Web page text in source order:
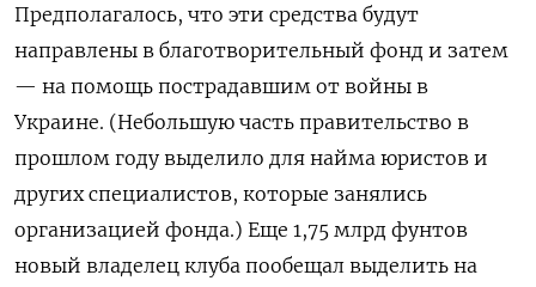
Предполагалось, что эти средства будут
направлены в благотворительный фонд и затем
— на помощь пострадавшим от войны в
Украине. (Небольшую часть правительство в
прошлом году выделило для найма юристов и
других специалистов, которые занялись
организацией фонда.) Еще 1,75 млрд фунтов
новый владелец клуба пообещал выделить на